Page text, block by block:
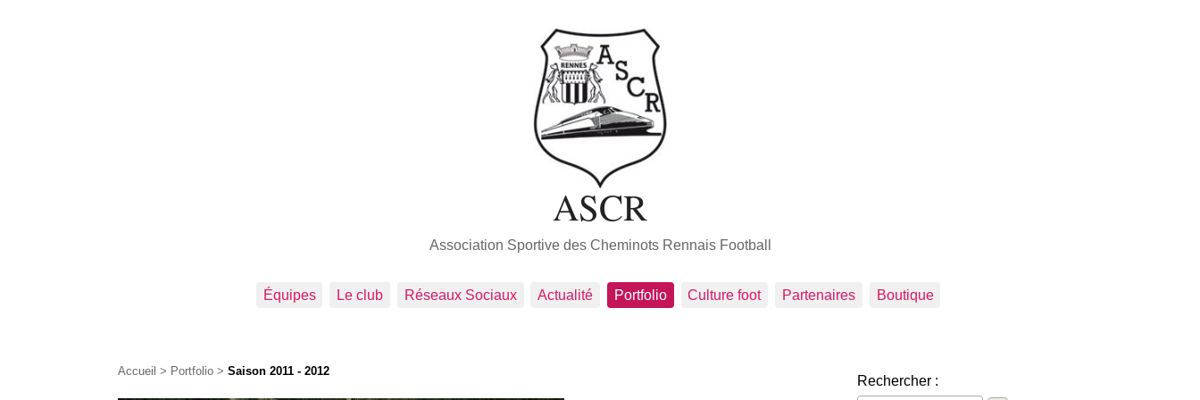
ASCR
Association Sportive des Cheminots Rennais Football
Équipes Le club Réseaux Sociaux Actualité Portfolio Culture foot Partenaires Boutique
Accueil > Portfolio > Saison 2011 - 2012
Rechercher :